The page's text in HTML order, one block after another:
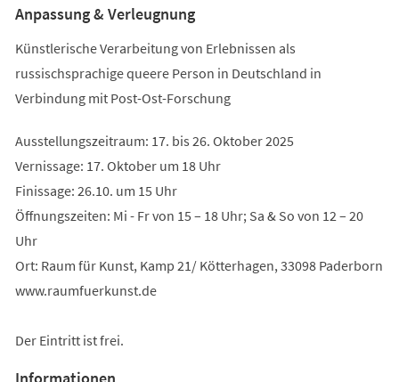
Anpassung & Verleugnung
Künstlerische Verarbeitung von Erlebnissen als
russischsprachige queere Person in Deutschland in
Verbindung mit Post-Ost-Forschung
Ausstellungszeitraum: 17. bis 26. Oktober 2025
Vernissage: 17. Oktober um 18 Uhr
Finissage: 26.10. um 15 Uhr
Öffnungszeiten: Mi - Fr von 15 – 18 Uhr; Sa & So von 12 – 20
Uhr
Ort: Raum für Kunst, Kamp 21/ Kötterhagen, 33098 Paderborn
www.raumfuerkunst.de
Der Eintritt ist frei.
Informationen